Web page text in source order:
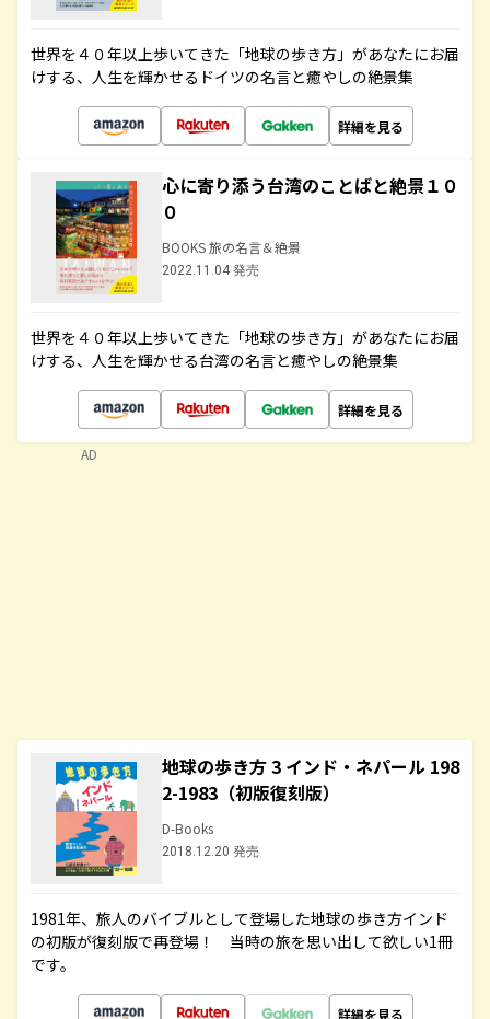
世界を４０年以上歩いてきた「地球の歩き方」があなたにお届
けする、人生を輝かせるドイツの名言と癒やしの絶景集
詳細を見る
心に寄り添う台湾のことばと絶景１０
０
BOOKS 旅の名言＆絶景
2022.11.04 発売
世界を４０年以上歩いてきた「地球の歩き方」があなたにお届
けする、人生を輝かせる台湾の名言と癒やしの絶景集
詳細を見る
地球の歩き方 3 インド・ネパール 198
2-1983（初版復刻版）
D-Books
2018.12.20 発売
1981年、旅人のバイブルとして登場した地球の歩き方インド
の初版が復刻版で再登場！ 当時の旅を思い出して欲しい1冊
です。
詳細を見る
AD